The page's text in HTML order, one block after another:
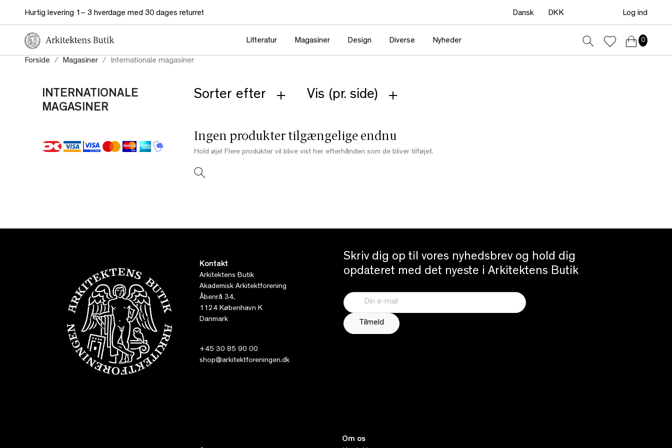
Hurtig levering 1– 3 hverdage med 30 dages returret Dansk DKK Log ind
Litteratur Magasiner Design Diverse Nyheder 0
Forside Magasiner Internationale magasiner
INTERNATIONALE
MAGASINER
Sorter efter Vis (pr. side)
Ingen produkter tilgængelige endnu
Hold øje! Flere produkter vil blive vist her efterhånden som de bliver tilføjet.
Kontakt
Arkitektens Butik
Akademisk Arkitektforening
Åbenrå 34,
1124 København K
Danmark
+45 30 85 90 00
shop@arkitektforeningen.dk
Skriv dig op til vores nyhedsbrev og hold dig
opdateret med det nyeste i Arkitektens Butik
Om os